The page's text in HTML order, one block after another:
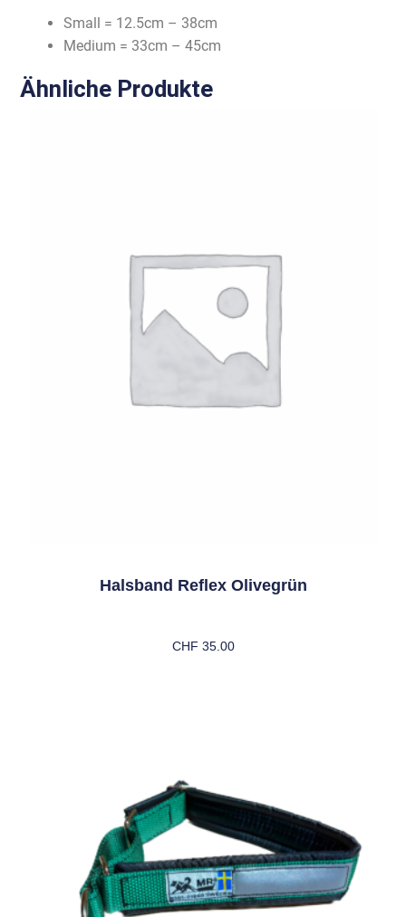
Small = 12.5cm – 38cm
Medium = 33cm – 45cm
Ähnliche Produkte
Halsband Reflex Olivegrün
CHF 35.00